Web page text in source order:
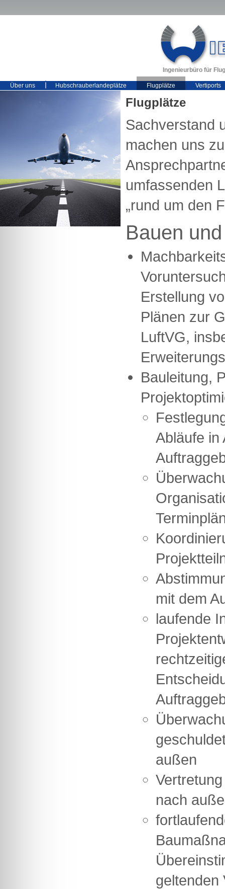
Ingenieurbüro für
Über uns Hubschrauberlandeplätze Flugplätze Vertiports
Flugplätze
Sachverstand
machen uns
umfassenden
„rund um den
Bauen
Erstellung
Plänen zur
LuftVG,
Bauleitung,
Abläufe in
mit dem
laufende
außen
nach
geltenden